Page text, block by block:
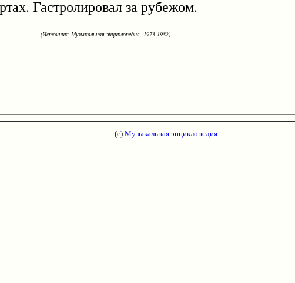
Гастролировал за рубежом.
(Источник: Музыкальная энциклопедия, 1973-1982)
(с) Музыкальная энциклопедия